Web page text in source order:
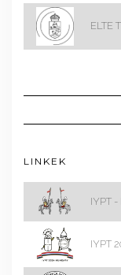
ELTE
LINKEK
IYPT
IYPT